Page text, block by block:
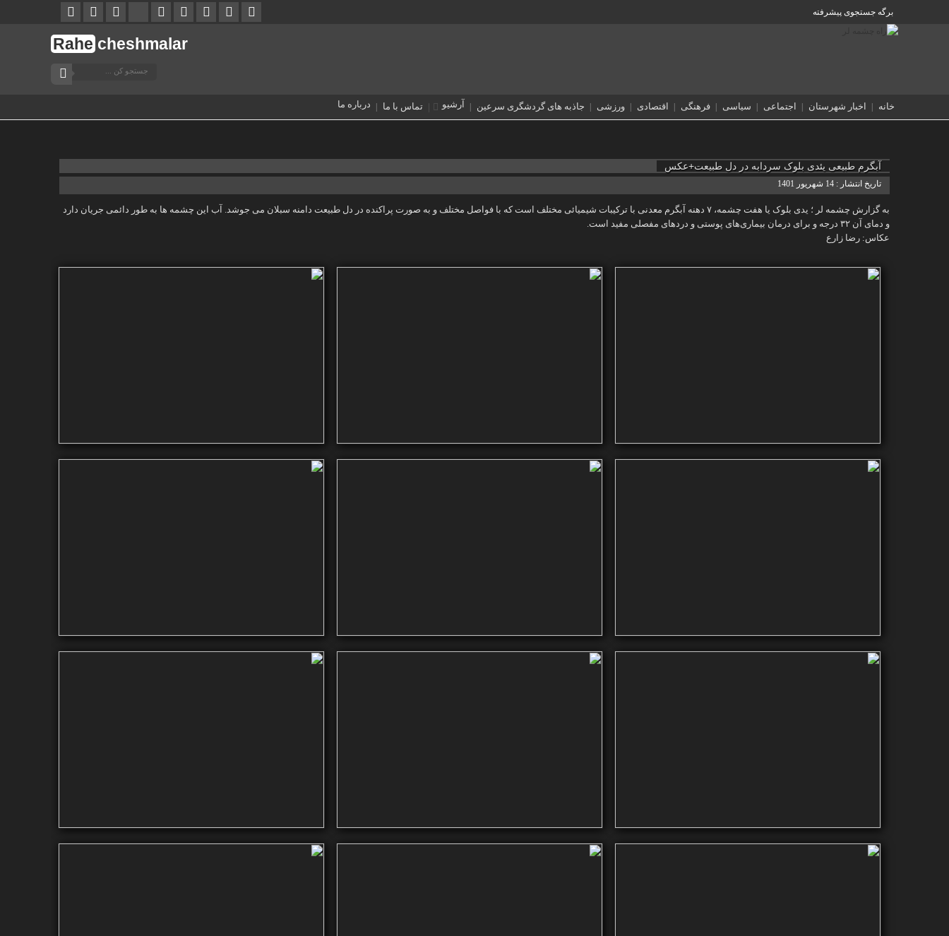
برگه جستجوی پیشرفته
Rahe cheshmalar
خانه اخبار شهرستان اجتماعی سیاسی فرهنگی اقتصادی ورزشی جاذبه های گردشگری سرعین آرشیو تماس با ما درباره ما
آبگرم طبیعی یئدی بلوک سردابه در دل طبیعت+عکس
تاریخ انتشار : 14 شهریور 1401
به گزارش چشمه لر ؛ یدی بلوک یا هفت چشمه، ۷ دهنه آبگرم معدنی با ترکیبات شیمیائی مختلف است که با فواصل مختلف و به صورت پراکنده در دل طبیعت دامنه سبلان می جوشد. آب این چشمه ها به طور دائمی جریان دارد
و دمای آن ۳۲ درجه و برای درمان بیماری‌های پوستی و دردهای مفصلی مفید است.
عکاس: رضا زارع